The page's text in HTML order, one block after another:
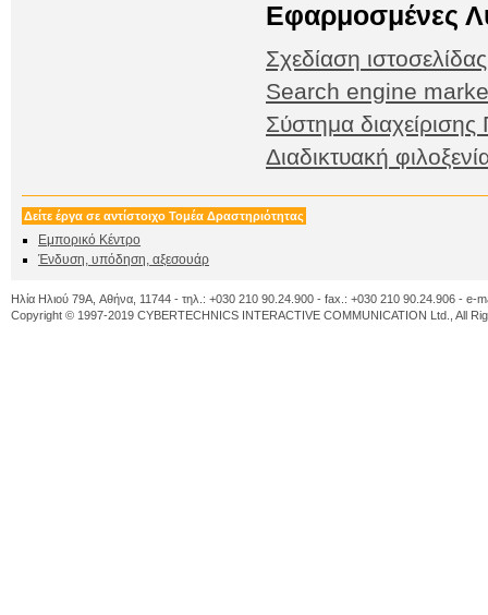
Εφαρμοσμένες
Σχεδίαση
Search engine
Σύστημα
Διαδικτυακή
Δείτε έργα σε αντίστοιχο Τομέα Δραστηριότητας
Εμπορικό Κέντρο
Ένδυση, υπόδηση, αξεσουάρ
Ηλία Ηλιού 79A, Αθήνα, 11744 - τηλ.: +030 210 90.24.900 - fax.: +030 210 90.24.906 - e-
Copyright © 1997-2019 CYBERTECHNICS INTERACTIVE COMMUNICATION Ltd., All